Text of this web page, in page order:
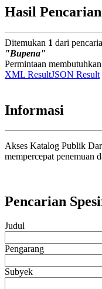
Hasil Pencarian
Ditemukan 1 dari
"Bupena"
Permintaan membutuhkan
XML ResultJSON Result
Informasi
Akses Katalog Publik
mempercepat penemuan
Pencarian
Judul
Pengarang
Subyek